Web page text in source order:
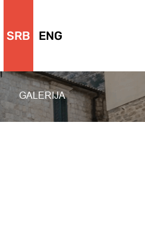
SRB ENG
GALERIJA